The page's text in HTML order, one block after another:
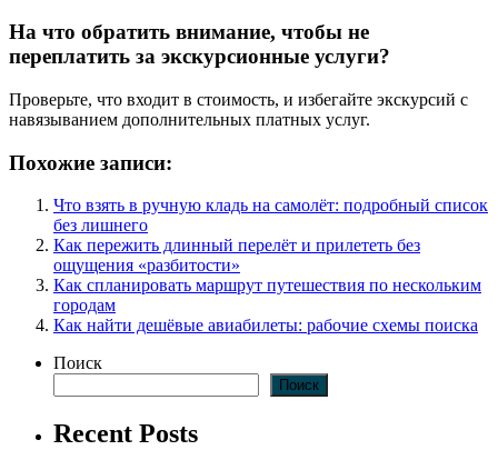
На что обратить внимание, чтобы не
переплатить за экскурсионные услуги?
Проверьте, что входит в стоимость, и избегайте экскурсий с
навязыванием дополнительных платных услуг.
Похожие записи:
Что взять в ручную кладь на самолёт: подробный список
без лишнего
Как пережить длинный перелёт и прилететь без
ощущения «разбитости»
Как спланировать маршрут путешествия по нескольким
городам
Как найти дешёвые авиабилеты: рабочие схемы поиска
Поиск
Поиск
Recent Posts